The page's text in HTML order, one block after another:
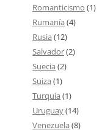
Romanticismo (1)
Rumanía (4)
Rusia (12)
Salvador(2)
Suecia (2)
Suiza (1)
Turquía (1)
Uruguay(14)
Venezuela (8)